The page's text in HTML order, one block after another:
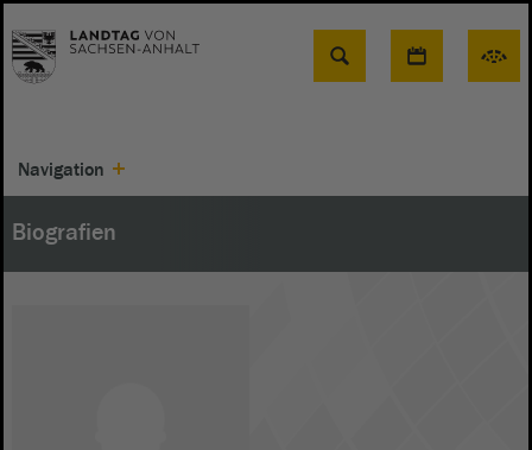
Suche
Navigation
Biografien